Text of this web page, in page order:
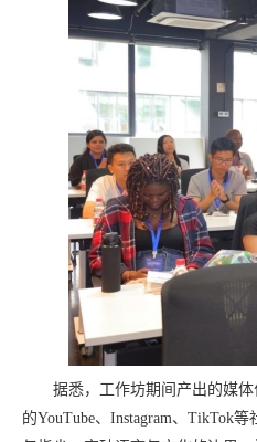
据悉，工作坊期间产出的媒体
的YouTube、Instagram、TikTok